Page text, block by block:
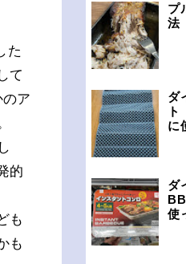
た
て
ア
的
も
も
プ
法
ダ
ト
に
ダ
使